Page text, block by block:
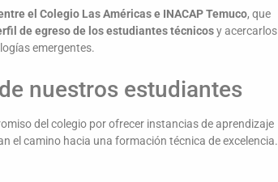
el Colegio Las Américas e INACAP Temuco, que
de egreso de los estudiantes técnicosy acercarlos
emergentes.
nuestros estudiantes
del colegio por ofrecer instancias de aprendizaje
el camino hacia una formación técnica de excelencia.